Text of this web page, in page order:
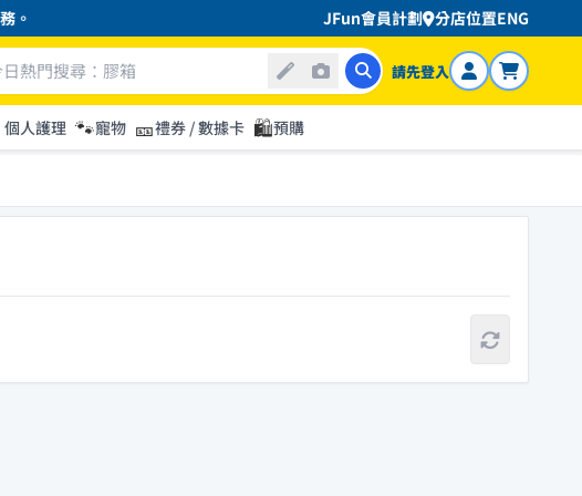
JFun會員計劃 分店位置ENG
請先登入
個人護理 🐾寵物 🎫禮券 / 數據卡 🛍️預購